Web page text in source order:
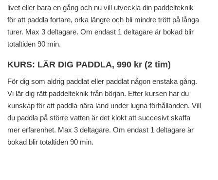
livet eller bara en gång och nu vill utveckla din paddelteknik
för att paddla fortare, orka längre och bli mindre trött på långa
turer. Max 3 deltagare. Om endast 1 deltagare är bokad blir
totaltiden 90 min.
KURS: LÄR DIG PADDLA, 990 kr (2 tim)
För dig som aldrig paddlat eller paddlat någon enstaka gång.
Vi lär dig rätt paddelteknik från början. Efter kursen har du
kunskap för att paddla nära land under lugna förhållanden. Vill
du paddla på större vatten är det klokt att succesivt skaffa
mer erfarenhet. Max 3 deltagare. Om endast 1 deltagare är
bokad blir totaltiden 90 min.